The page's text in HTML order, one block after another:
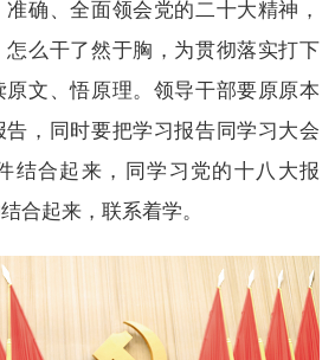
确、全面领会党的二十大精神，
么干了然于胸，为贯彻落实打下
文、悟原理。领导干部要原原本
，同时要把学习报告同学习大会
结合起来，同学习党的十八大报
合起来，联系着学。